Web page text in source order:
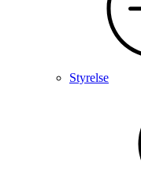
Styrelse